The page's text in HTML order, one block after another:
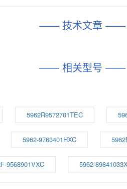
—— 技术文章 ——
—— 相关型号 ——
5962R9572701TEC
5962-9763401HXC
9568901VXC 5962-